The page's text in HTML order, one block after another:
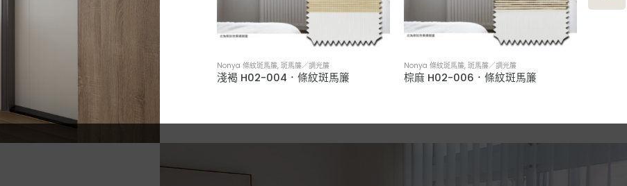
深棕 H02-002．條紋斑馬簾
Nonya 條紋斑馬簾,斑馬簾／調光簾
淺褐 H02-004．條紋斑馬簾
Nonya 條紋斑馬簾,斑馬簾／調光簾
棕麻 H02-006．條紋斑馬簾